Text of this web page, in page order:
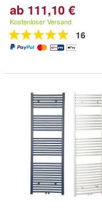
ab 111,10 €
Kostenloser Versand
16